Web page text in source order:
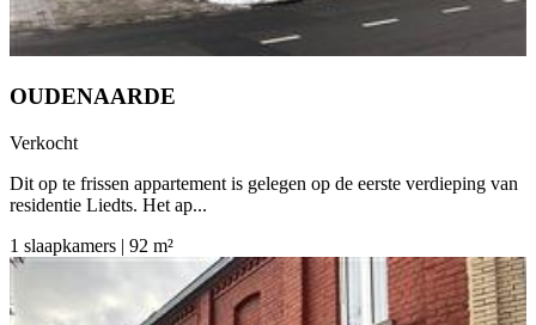
OUDENAARDE
Verkocht
Dit op te frissen appartement is gelegen op de eerste verdieping van
residentie Liedts. Het ap...
1 slaapkamers | 92 m²